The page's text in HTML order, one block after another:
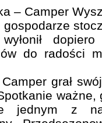
– Camper
do radości
grał
ważne,
jednym z